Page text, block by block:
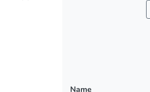
διατήρηση της
Name